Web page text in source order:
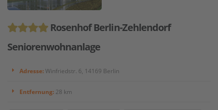
Rosenhof Berlin-Zehlendorf
Seniorenwohnanlage
Adresse:Winfriedstr. 6, 14169 Berlin
Entfernung: 28 km